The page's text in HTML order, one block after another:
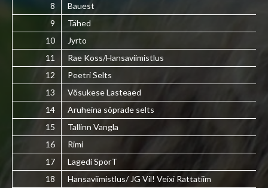
8
Bauest
9
Tähed
10
Jyrto
11
Rae Koss/Hansaviimistlus
12
Peetri Selts
13
Võsukese Lasteaed
14
Aruheina sõprade selts
15
Tallinn Vangla
16
Rimi
17
Lagedi SporT
18
Hansaviimistlus/ JG Vil! Veixi Rattatiim